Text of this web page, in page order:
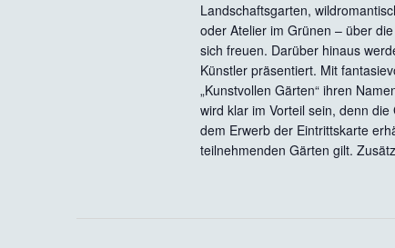
Landschaftsgarten,
oder Atelier im Grünen – über
sich freuen. Darüber hinaus
Künstler präsentiert. Mit
„Kunstvollen Gärten“ ihren
wird klar im Vorteil sein, denn
dem Erwerb der Eintrittskarte
teilnehmenden Gärten gilt.